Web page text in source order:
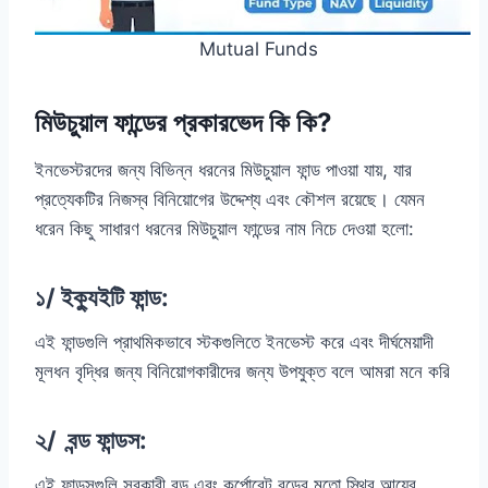
Mutual Funds
মিউচুয়াল ফান্ডের প্রকারভেদ কি কি?
ইনভেস্টরদের জন্য বিভিন্ন ধরনের মিউচুয়াল ফান্ড পাওয়া যায়, যার
প্রত্যেকটির নিজস্ব বিনিয়োগের উদ্দেশ্য এবং কৌশল রয়েছে। যেমন
ধরেন কিছু সাধারণ ধরনের মিউচুয়াল ফান্ডের নাম নিচে দেওয়া হলো:
১/ ইক্যুইটি ফান্ড:
এই ফান্ডগুলি প্রাথমিকভাবে স্টকগুলিতে ইনভেস্ট করে এবং দীর্ঘমেয়াদী
মূলধন বৃদ্ধির জন্য বিনিয়োগকারীদের জন্য উপযুক্ত বলে আমরা মনে করি
২/ বন্ড ফান্ডস: